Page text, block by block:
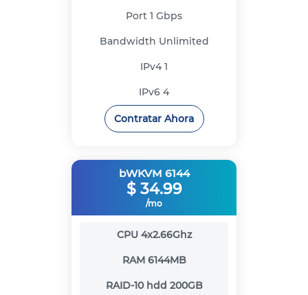
Port 1 Gbps
Bandwidth Unlimited
IPv41
IPv6 4
Contratar Ahora
bWKVM 6144
$ 34.99
/mo
CPU 4x2.66Ghz
RAM 6144MB
RAID-10 hdd 200GB